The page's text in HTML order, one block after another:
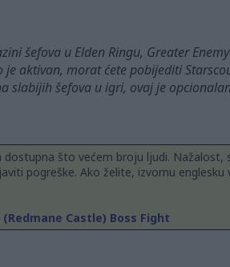
šefova u Elden Ringu, Greater
aktivan, morat ćete pobijediti
slabijih šefova u igri, ovaj je
dostupna što većem broju ljudi. Nažalost,
pogreške. Ako želite, izvornu englesku
Castle) Boss Fight